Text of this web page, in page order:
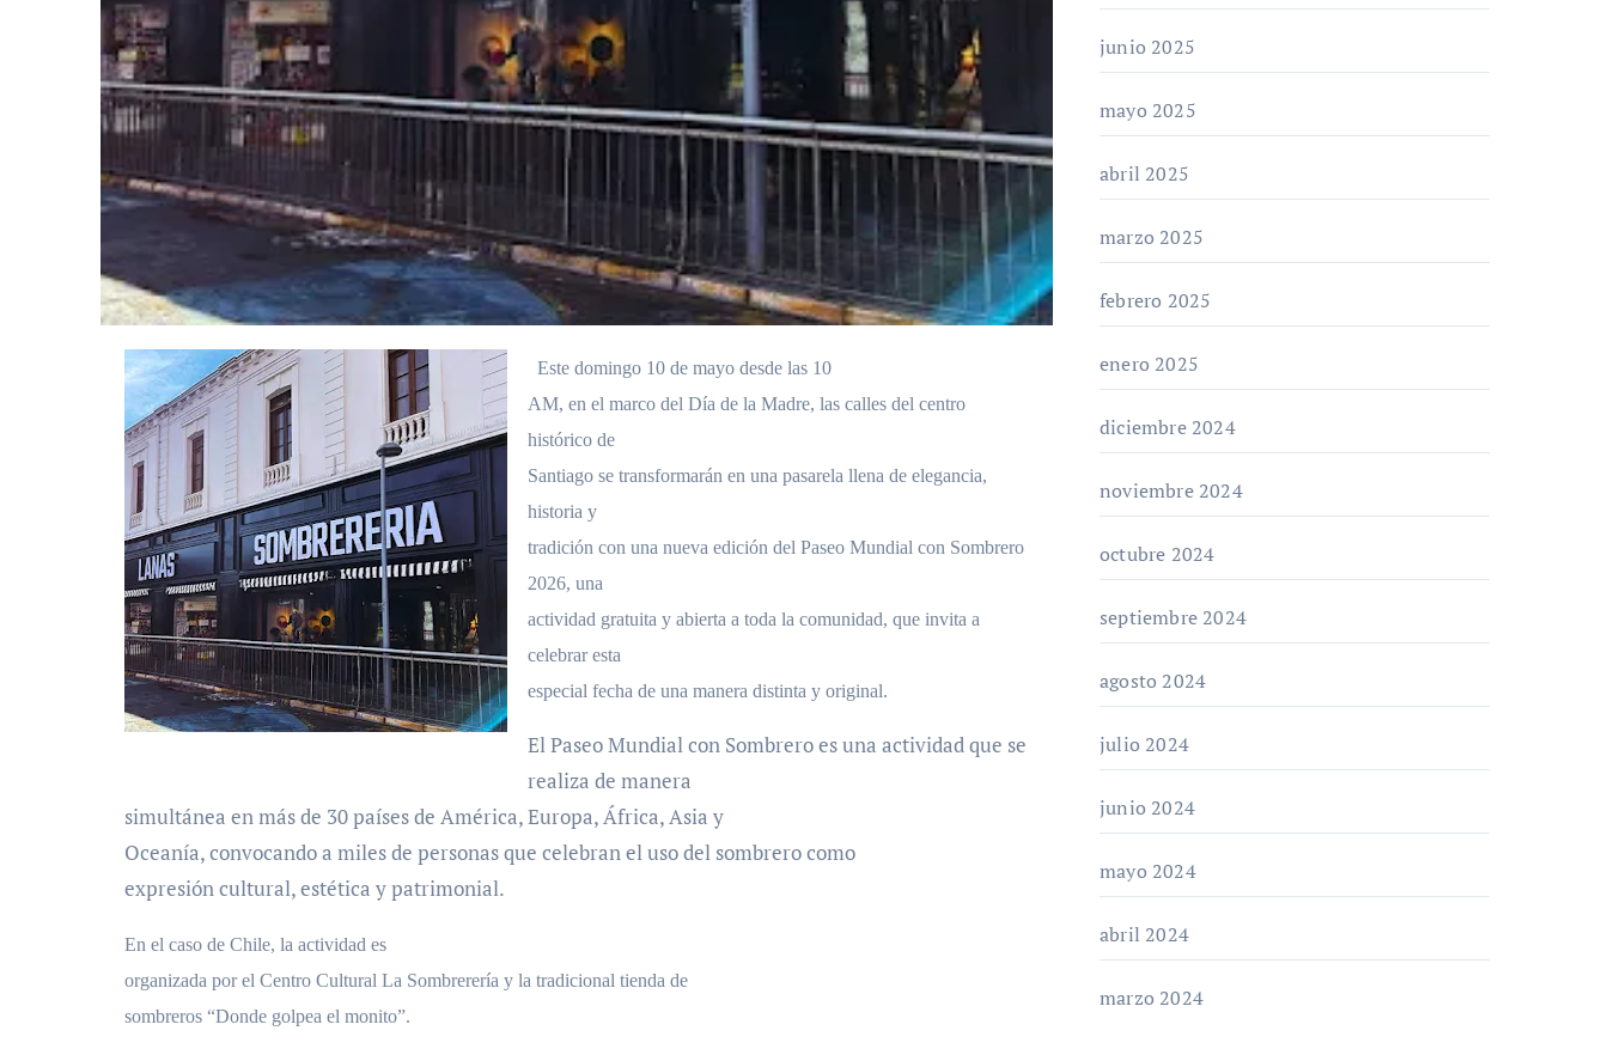
Este domingo 10 de mayo desde las 10
AM, en el marco del Día de la Madre, las calles del centro
histórico de
Santiago se transformarán en una pasarela llena de elegancia,
historia y
tradición con una nueva edición del Paseo Mundial con Sombrero
2026, una
actividad gratuita y abierta a toda la comunidad, que invita a
celebrar esta
especial fecha de una manera distinta y original.
El Paseo Mundial con Sombrero es una actividad que se
realiza de manera
simultánea en más de 30 países de América, Europa, África, Asia y
Oceanía, convocando a miles de personas que celebran el uso del sombrero como
expresión cultural, estética y patrimonial.
En el caso de Chile, la actividad es
organizada por el Centro Cultural La Sombrerería y la tradicional tienda de
sombreros “Donde golpea el monito”.
junio 2025
mayo 2025
abril 2025
marzo 2025
febrero 2025
enero 2025
diciembre 2024
noviembre 2024
octubre 2024
septiembre 2024
agosto 2024
julio 2024
junio 2024
mayo 2024
abril 2024
marzo 2024